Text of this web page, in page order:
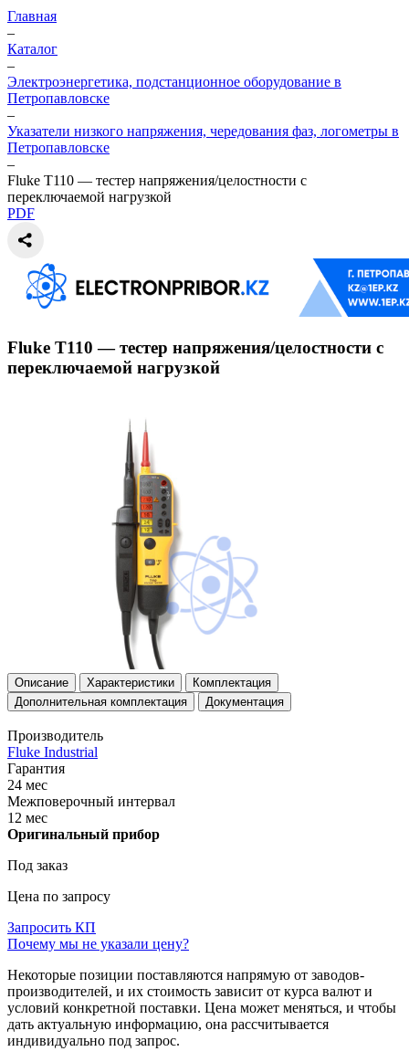
Главная
–
Каталог
–
Электроэнергетика, подстанционное оборудование в
Петропавловске
–
Указатели низкого напряжения, чередования фаз, логометры в
Петропавловске
–
Fluke T110 — тестер напряжения/целостности с
переключаемой нагрузкой
PDF
Fluke T110 — тестер напряжения/целостности с
переключаемой нагрузкой
Описание Характеристики
Комплектация
Дополнительная комплектация
Документация
Производитель
Fluke Industrial
Гарантия
24 мес
Межповерочный интервал
12 мес
Оригинальный прибор
Под заказ
Цена по запросу
Запросить КП
Почему мы не указали цену?
Некоторые позиции поставляются напрямую от заводов-
производителей, и их стоимость зависит от курса валют и
условий конкретной поставки. Цена может меняться, и чтобы
дать актуальную информацию, она рассчитывается
индивидуально под запрос.